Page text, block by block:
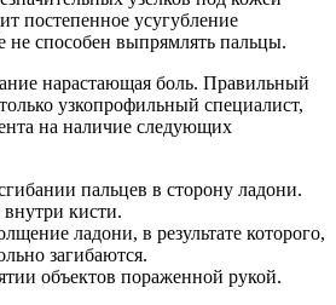
постепенное усугубление
не способен выпрямлять пальцы.
нарастающая боль. Правильный
узкопрофильный специалист,
на наличие следующих
пальцев в сторону ладони.
кисти.
ладони, в результате которого,
загибаются.
объектов пораженной рукой.